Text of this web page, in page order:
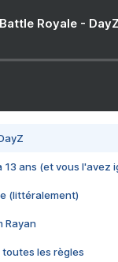
Royale - DayZ
13 ans (et vous l'avez
(littéralement)
Rayan
toutes les règles